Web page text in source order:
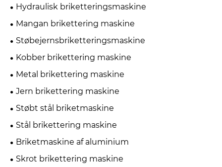
Hydraulisk briketteringsmaskine
Mangan brikettering maskine
Støbejernsbriketteringsmaskine
Kobber brikettering maskine
Metal brikettering maskine
Jern brikettering maskine
Støbt stål briketmaskine
Stål brikettering maskine
Briketmaskine af aluminium
Skrot brikettering maskine